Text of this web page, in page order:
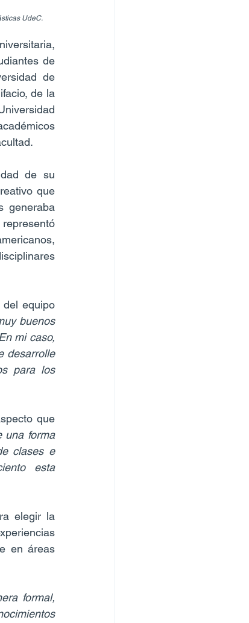
UdeC.
de
de
de la
de su
que
generaba
del equipo
buenos
mi caso,
desarrolle
para los
que
una forma
clases e
esta
elegir la
en áreas
formal,